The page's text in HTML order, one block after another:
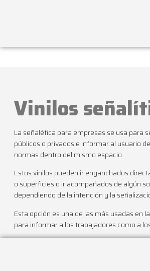
Vinilos
La señalética para empresas se usa para
públicos o privados e informar al usuario
normas dentro del mismo espacio.
Estos vinilos pueden ir enganchados
o superficies o ir acompañados de algún
dependiendo de la intención y la
Esta opción es una de las más usadas en
para informar a los trabajadores como a